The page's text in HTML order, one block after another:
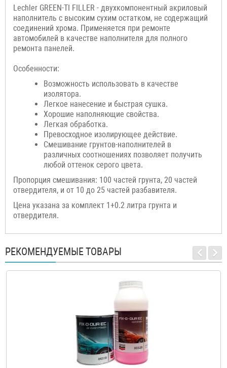
Lechler GREEN-TI FILLER - двухкомпонентный акриловый
наполнитель с высоким сухим остатком, не содержащий
соединений хрома. Применяется при ремонте
автомобилей в качестве наполнителя для полного
ремонта панелей.
Особенности:
Возможность использовать в качестве
изолятора.
Легкое нанесение и быстрая сушка.
Хорошие наполняющие свойства.
Легкая обработка.
Превосходное изолирующее действие.
Смешивание грунтов-наполнителей в
различных соотношениях позволяет получить
любой оттенок серого цвета.
Пропорция смешивания: 100 частей грунта, 20 частей
отвердителя, и от 10 до 25 частей разбавителя.
Цена указана за комплект 1+0.2 литра грунта и
отвердителя.
РЕКОМЕНДУЕМЫЕ ТОВАРЫ